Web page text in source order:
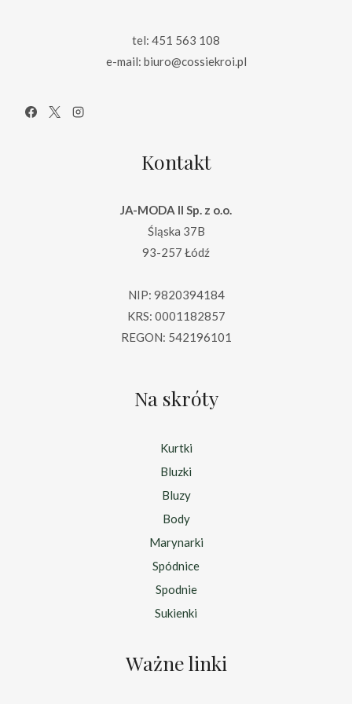
tel: 451 563 108
e-mail: biuro@cossiekroi.pl
Kontakt
JA-MODA II Sp. z o.o.
Śląska 37B
93-257 Łódź
NIP: 9820394184
KRS: 0001182857
REGON: 542196101
Na skróty
Kurtki
Bluzki
Bluzy
Body
Marynarki
Spódnice
Spodnie
Sukienki
Ważne linki